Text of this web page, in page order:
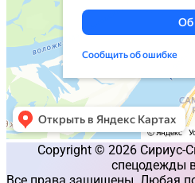
Copyright © 2026 Сириус-
спецодежды
Все права защищены. Любая